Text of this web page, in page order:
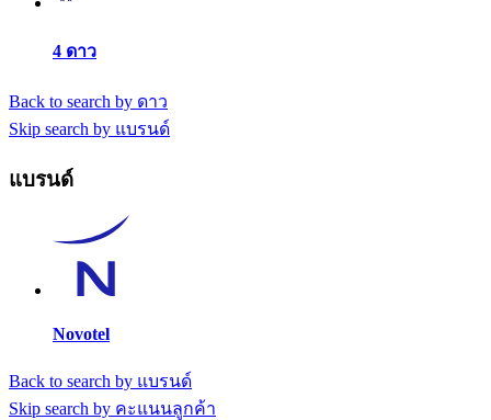
4 ดาว
Back to search by ดาว
Skip search by แบรนด์
แบรนด์
Novotel
Back to search by แบรนด์
Skip search by คะแนนลูกค้า